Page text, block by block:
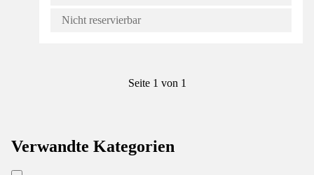
Nicht reservierbar
Seite 1 von 1
Verwandte Kategorien